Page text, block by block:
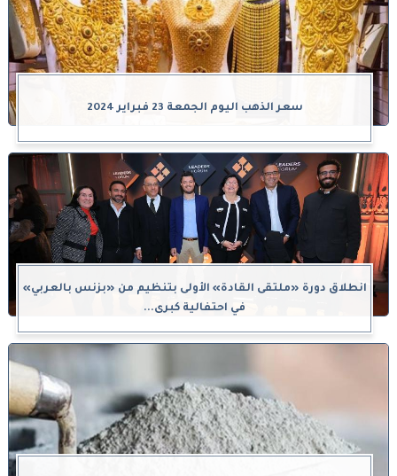
سعر الذهب اليوم الجمعة 23 فبراير 2024
انطلاق دورة «ملتقى القادة» الأولى بتنظيم من «بزنس بالعربي»
في احتفالية كبرى...